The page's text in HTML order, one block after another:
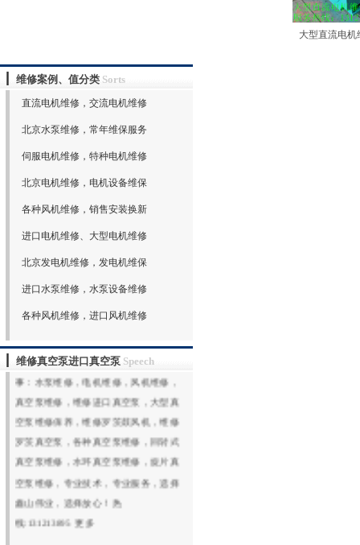
维修案例、值分类 Sorts
直流电机维修，交流电机维修
北京水泵维修，常年维保服务
伺服电机维修，特种电机维修
北京电机维修，电机设备维保
各种风机维修，销售安装换新
进口电机维修、大型电机维修
北京发电机维修，发电机维保
进口水泵维修，水泵设备维修
各种风机维修，进口风机维修
维修真空泵进口真空泵 Speech
欢迎光临北京鑫山伟业机电技术有限公
司网站（www.xswybj.com）,北京鑫山伟
维修服务，签订常年维保合同，专业从
罗茨真空泵，各种真空泵维修，回转式
真空泵维修，水环真空泵维修，旋片真
大型直流电